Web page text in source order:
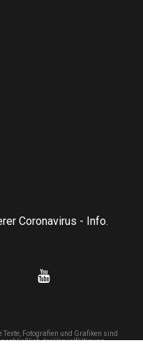
Coronavirus - Info.
Fotografien und Grafiken sind
der Vervielfältigung,